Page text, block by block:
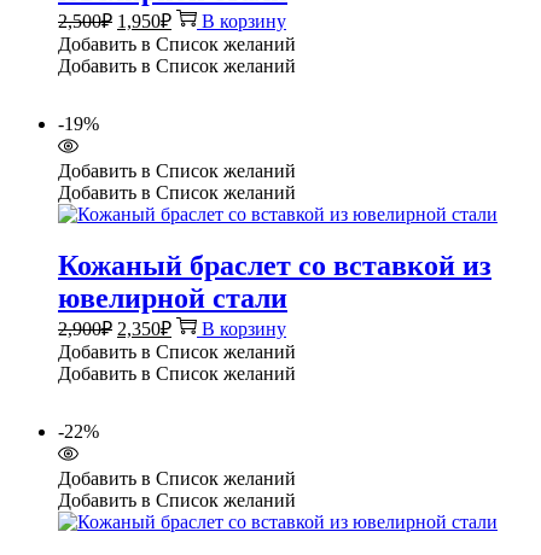
2,500₽ Первоначальная
цена
составляла
1,950₽Текущая
цена:
1,950₽.
В корзину
Добавить в Список желаний
Добавить в Список желаний
-19%
Добавить в Список желаний
Добавить в Список желаний
Кожаный браслет со вставкой из
ювелирной стали
2,900₽ Первоначальная
цена
составляла
2,350₽Текущая
цена:
2,350₽.
В корзину
Добавить в Список желаний
Добавить в Список желаний
-22%
Добавить в Список желаний
Добавить в Список желаний